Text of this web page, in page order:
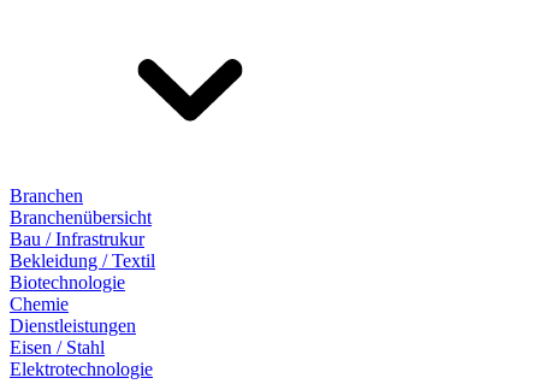
Branchen
Branchenübersicht
Bau / Infrastrukur
Bekleidung / Textil
Biotechnologie
Chemie
Dienstleistungen
Eisen / Stahl
Elektrotechnologie